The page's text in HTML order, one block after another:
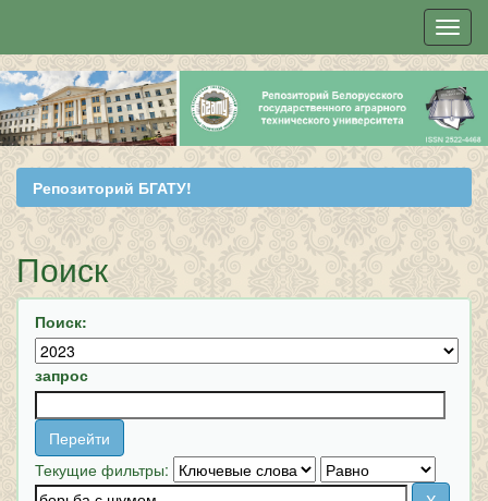
Skip
navigation
Репозиторий БГАТУ!
Поиск
Поиск:
запрос
Текущие фильтры: